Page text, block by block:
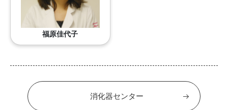
福原佳代子
消化器センター